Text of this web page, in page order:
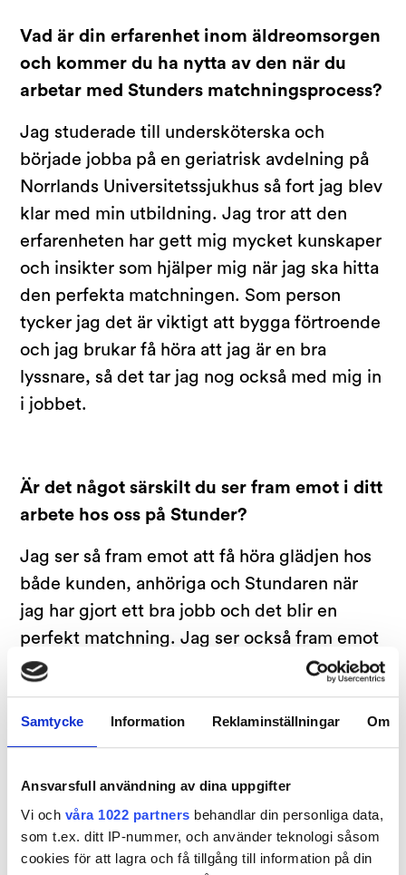
Samtycke Information Reklaminställningar Om
Ansvarsfull användning av dina uppgifter
Vi och våra 1022 partners behandlar din personliga data,
som t.ex. ditt IP-nummer, och använder teknologi såsom
cookies för att lagra och få tillgång till information på din
Vad är din erfarenhet inom äldreomsorgen
och kommer du ha nytta av den när du
arbetar med Stunders matchningsprocess?
Jag studerade till undersköterska och
började jobba på en geriatrisk avdelning på
Norrlands Universitetssjukhus så fort jag blev
klar med min utbildning. Jag tror att den
erfarenheten har gett mig mycket kunskaper
och insikter som hjälper mig när jag ska hitta
den perfekta matchningen. Som person
tycker jag det är viktigt att bygga förtroende
och jag brukar få höra att jag är en bra
lyssnare, så det tar jag nog också med mig in
i jobbet.
Är det något särskilt du ser fram emot i ditt
arbete hos oss på Stunder?
Jag ser så fram emot att få höra glädjen hos
både kunden, anhöriga och Stundaren när
jag har gjort ett bra jobb och det blir en
perfekt matchning. Jag ser också fram emot
att få följa med på den här resan när Stunder
växer och vi kan finnas där för ännu fler
människor.
Varmt välkommen till Stunder Caroline!